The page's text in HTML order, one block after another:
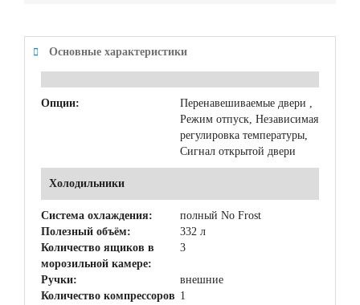
Основные характеристики
Опции:
Перенавешиваемые двери ,
Режим отпуск, Независимая
регулировка температуры,
Сигнал открытой двери
Холодильники
Система охлаждения:
полный No Frost
Полезный объём:
332 л
Количество ящиков в
морозильной камере:
3
Ручки:
внешние
Количество компрессоров 1